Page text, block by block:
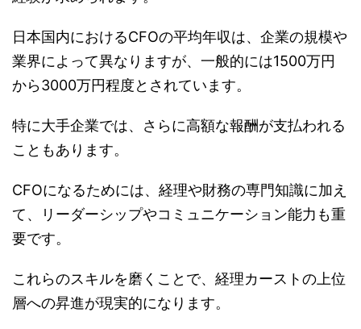
日本国内におけるCFOの平均年収は、企業の規模や
業界によって異なりますが、一般的には1500万円
から3000万円程度とされています。
特に大手企業では、さらに高額な報酬が支払われる
こともあります。
CFOになるためには、経理や財務の専門知識に加え
て、リーダーシップやコミュニケーション能力も重
要です。
これらのスキルを磨くことで、経理カーストの上位
層への昇進が現実的になります。